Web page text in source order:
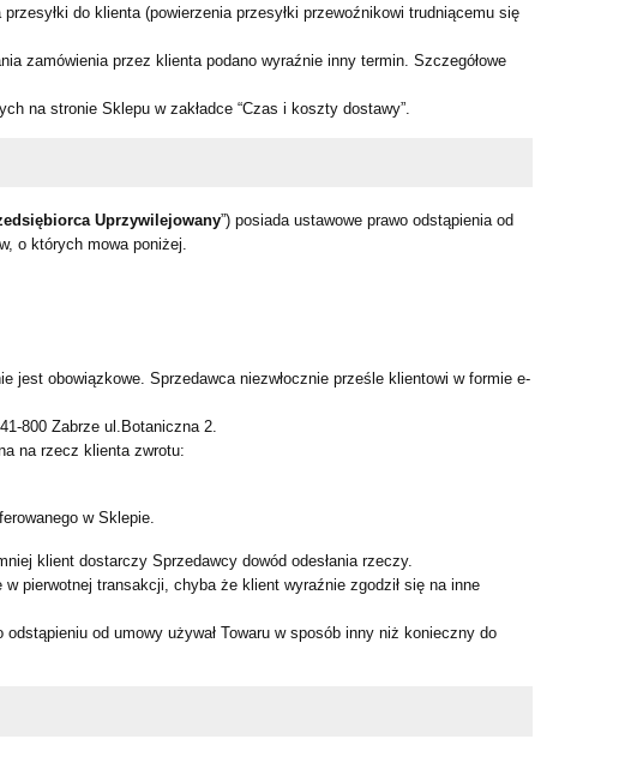
do klienta (powierzenia przesyłki przewoźnikowi trudniącemu się
zamówienia przez klienta podano wyraźnie inny termin. Szczegółowe
na stronie Sklepu w zakładce “Czas i koszty dostawy”.
Uprzywilejowany”) posiada ustawowe prawo odstąpienia od
o których mowa poniżej.
jest obowiązkowe. Sprzedawca niezwłocznie prześle klientowi w formie e-
800 Zabrze ul.Botaniczna 2.
na rzecz klienta zwrotu:
w Sklepie.
klient dostarczy Sprzedawcy dowód odesłania rzeczy.
pierwotnej transakcji, chyba że klient wyraźnie zgodził się na inne
od umowy używał Towaru w sposób inny niż konieczny do